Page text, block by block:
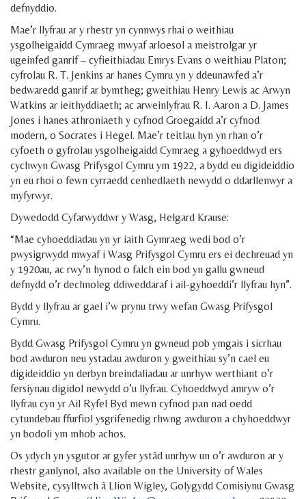
defnyddio.
Mae’r llyfrau ar y rhestr yn cynnwys rhai o weithiau
ysgolheigaidd Cymraeg mwyaf arloesol a meistrolgar yr
ugeinfed ganrif – cyfieithiadau Emrys Evans o weithiau Platon;
cyfrolau R. T. Jenkins ar hanes Cymru yn y ddeunawfed a’r
bedwaredd ganrif ar bymtheg; gweithiau Henry Lewis ac Arwyn
Watkins ar ieithyddiaeth; ac arweinlyfrau R. I. Aaron a D. James
Jones i hanes athroniaeth y cyfnod Groegaidd a’r cyfnod
modern, o Socrates i Hegel. Mae’r teitlau hyn yn rhan o’r
cyfoeth o gyfrolau ysgolheigaidd Cymraeg a gyhoeddwyd ers
cychwyn Gwasg Prifysgol Cymru ym 1922, a bydd eu digideiddio
yn eu rhoi o fewn cyrraedd cenhedlaeth newydd o ddarllenwyr a
myfyrwyr.
Dywedodd Cyfarwyddwr y Wasg, Helgard Krause:
“Mae cyhoeddiadau yn yr iaith Gymraeg wedi bod o’r
pwysigrwydd mwyaf i Wasg Prifysgol Cymru ers ei dechreuad yn
y 1920au, ac rwy’n hynod o falch ein bod yn gallu gwneud
defnydd o’r dechnoleg ddiweddaraf i ail-gyhoeddi’r llyfrau hyn”.
Bydd y llyfrau ar gael i’w prynu trwy wefan Gwasg Prifysgol
Cymru.
Bydd Gwasg Prifysgol Cymru yn gwneud pob ymgais i sicrhau
bod awduron neu ystadau awduron y gweithiau sy’n cael eu
digideiddio yn derbyn breindaliadau ar unrhyw werthiant o’r
fersiynau digidol newydd o’u llyfrau. Cyhoeddwyd amryw o’r
llyfrau cyn yr Ail Ryfel Byd mewn cyfnod pan nad oedd
cytundebau ffurfiol ysgrifenedig rhwng awduron a chyhoeddwyr
yn bodoli ym mhob achos.
Os ydych yn ysgutor ar gyfer ystâd unrhyw un o’r awduron ar y
rhestr ganlynol, also available on the University of Wales
Website, cysylltwch â Llion Wigley, Golygydd Comisiynu Gwasg